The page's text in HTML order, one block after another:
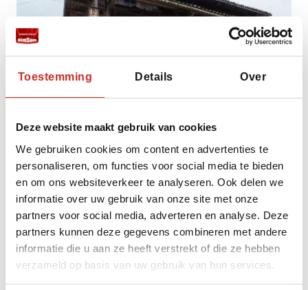
Toestemming Details Over
Deze website maakt gebruik van cookies
We gebruiken cookies om content en advertenties te
personaliseren, om functies voor social media te bieden
en om ons websiteverkeer te analyseren. Ook delen we
informatie over uw gebruik van onze site met onze
partners voor social media, adverteren en analyse. Deze
partners kunnen deze gegevens combineren met andere
informatie die u aan ze heeft verstrekt of die ze hebben
verzameld op basis van uw gebruik van hun services.
Maar Panhui blijkt een hartstikke leuke man
die ons onderweg naar zijn bomen trots van
alles vertelt. We gaan even op bezoek in het
huisje van zijn oom waar hij ons binnen
rondleidt, we kijken bij een paar vrouwen die